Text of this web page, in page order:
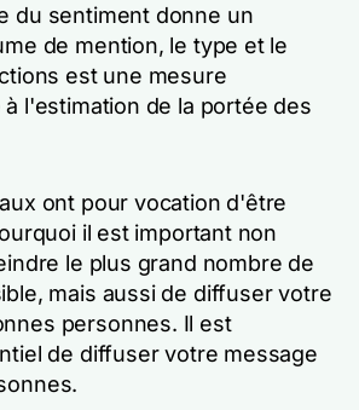
du sentiment donne un
de mention, le type et le
est une mesure
l'estimation de la portée des
ont pour vocation d'être
il est important non
le plus grand nombre de
mais aussi de diffuser votre
personnes. Il est
de diffuser votre message